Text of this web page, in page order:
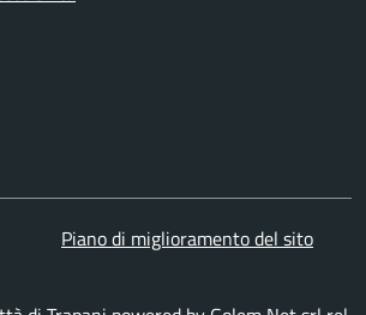
Piano di miglioramento del sito